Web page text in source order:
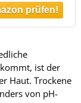
& vegan |
ist der
Haut. Trockene
von pH-